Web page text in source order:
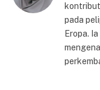
pada
Eropa.